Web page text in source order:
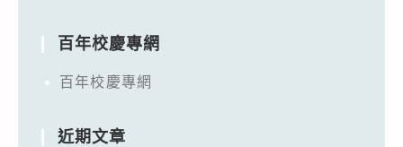
百年校慶專網
百年校慶專網
近期文章